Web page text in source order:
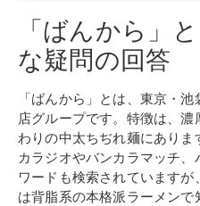
「ばんから」
な疑問の回答
「ばんから」とは、東京・
店グループです。特徴は、
わりの中太ちぢれ麺にあり
カラジオやバンカラマッチ
ワードも検索されていますが
は背脂系の本格派ラーメン